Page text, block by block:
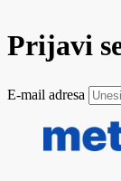
Prijavi
E-mail adresa